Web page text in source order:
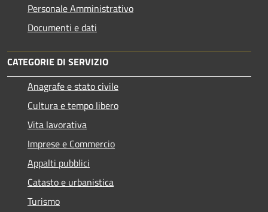
Personale Amministrativo
Documenti e dati
CATEGORIE DI SERVIZIO
Anagrafe e stato civile
Cultura e tempo libero
Vita lavorativa
Imprese e Commercio
Appalti pubblici
Catasto e urbanistica
Turismo